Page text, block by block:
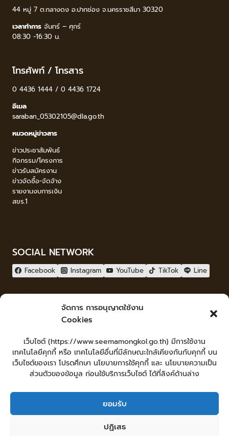
จัดการ การอนุญาตใช้งาน
Cookies
เว็บไซต์ (https://www.seemamongkol.go.th) มีการใช้งาน
เทคโนโลยีคุกกี้ หรือ เทคโนโลยีอื่นที่มีลักษณะใกล้เคียงกันกับคุกกี้ บน
เว็บไซต์ของเรา โปรดศึกษา นโยบายการใช้คุกกี้ และ นโยบายความเป็น
ส่วนตัวของข้อมูล ก่อนใช้บริการเว็บไซต์ ได้ที่ลิงค์ด้านล่าง
ยอมรับ
ปฏิเสธ
44 หมู่ 7 ต.กลางดง อ.ปากช่อง จ.นครราชสีมา 30320
เวลาทำการ จันทร์ – ศุกร์
08:30 -16:30 น.
โทรศัพท์ / โทรสาร
0 4436 1444 / 0 4436 1724
อีเมล
saraban_05302105@dla.go.th
หมวดหมู่ข่าวสาร
ข่าวประชาสัมพันธ์
กิจกรรม/โครงการ
ข่าวรับสมัครงาน
ข่าวจัดซื้อ-จัดจ้าง
รายงานงบการเงิน
สขร.1
SOCIAL NETWORK
Facebook Instagram YouTube TikTok Line
LopburiWebdesign.com
Login
เข้าสู่ระบบ
หน้าหลัก ยื่นคำร้องทั่วไป
ร้องเรียน-ร้องทุกข์ แสดงความคิดเห็น
ศูนย์ข้อมูลข่าวสารเทศบาลตำบลสีมามงคล